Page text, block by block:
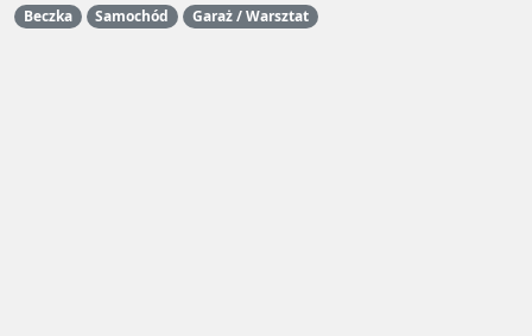
Beczka Samochód Garaż / Warsztat